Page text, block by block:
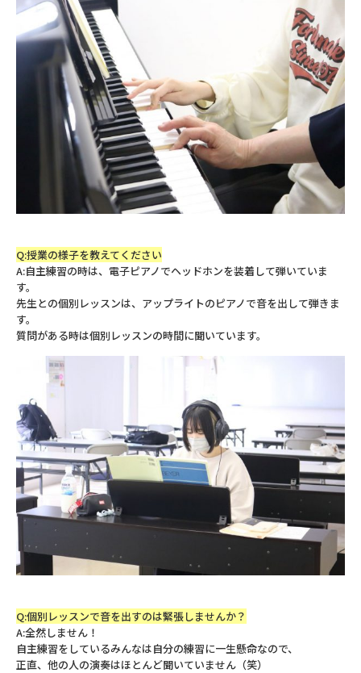
Q:授業の様子を教えてください
A:自主練習の時は、電子ピアノでヘッドホンを装着して弾いていま
す。
先生との個別レッスンは、アップライトのピアノで音を出して弾きま
す。
質問がある時は個別レッスンの時間に聞いています。
Q:個別レッスンで音を出すのは緊張しませんか？
A:全然しません！
自主練習をしているみんなは自分の練習に一生懸命なので、
正直、他の人の演奏はほとんど聞いていません（笑）